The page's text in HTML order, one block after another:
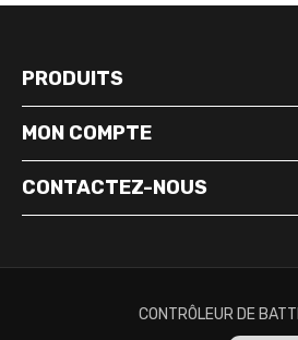
PRODUITS
MON COMPTE
CONTACTEZ-NOUS
CONTRÔLEUR DE